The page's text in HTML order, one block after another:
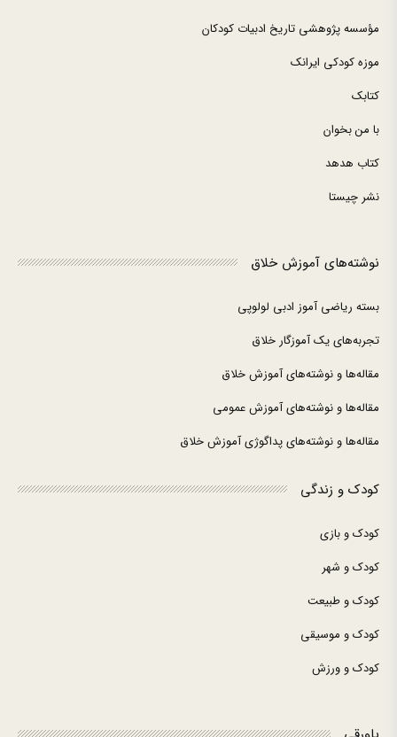
مؤسسه پژوهشی تاریخ ادبیات کودکان
موزه کودکی ایرانک
کتابک
با من بخوان
کتاب هدهد
نشر چیستا
نوشته‌های آموزش خلاق
بسته ریاضی آموز ادبی لولوپی
تجربه‌های یک آموزگار خلاق
مقاله‌ها و نوشته‌های آموزش خلاق
مقاله‌ها و نوشته‌های آموزش عمومی
مقاله‌ها و نوشته‌های پداگوژی آموزش خلاق
کودک و زندگی
کودک و بازی
کودک و شهر
کودک و طبیعت
کودک و موسیقی
کودک و ورزش